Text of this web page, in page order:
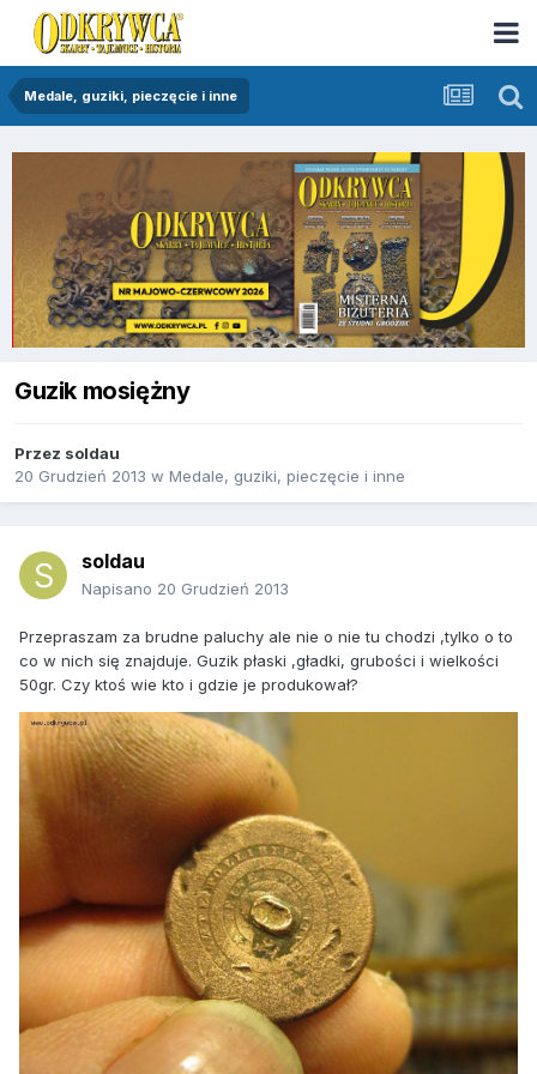
Medale, guziki, pieczęcie i inne
Guzik mosiężny
Przez soldau
20 Grudzień 2013 w Medale, guziki, pieczęcie i inne
soldau
Napisano 20 Grudzień 2013
Przepraszam za brudne paluchy ale nie o nie tu chodzi ,tylko o to
co w nich się znajduje. Guzik płaski ,gładki, grubości i wielkości
50gr. Czy ktoś wie kto i gdzie je produkował?